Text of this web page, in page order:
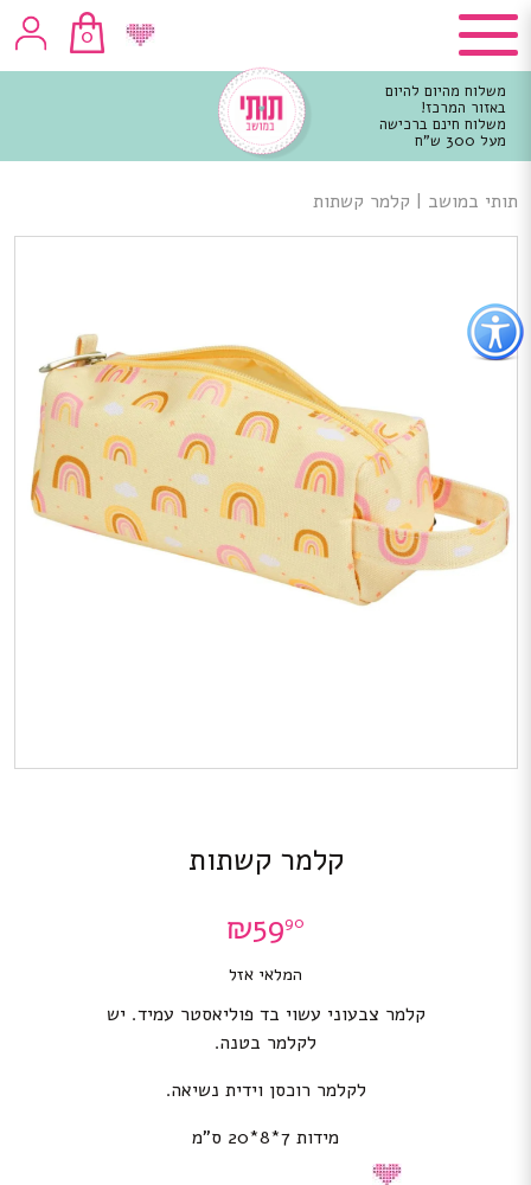
כפתור
לפתיחת
תפריט
נגישות
0
משלוח מהיום להיום
באזור המרכז!
משלוח חינם ברכישה
מעל 300 ש"ח
מרכזי
תותי במושב | קלמר קשתות
קלמר קשתות
₪5990
המלאי אזל
קלמר צבעוני עשוי בד פוליאסטר עמיד. יש
לקלמר בטנה.
לקלמר רוכסן וידית נשיאה.
מידות 7*8*20 ס”מ